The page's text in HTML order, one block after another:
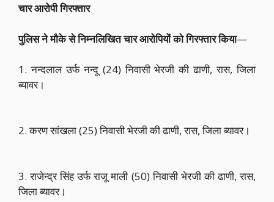
चार आरोपी गिरफ्तार
पुलिस ने मौके से निम्नलिखित चार आरोपियों को गिरफ्तार किया—
1. नन्दलाल उर्फ नन्दू (24) निवासी भेरजी की ढाणी, रास, जिला
ब्यावर।
2. करण सांखला (25) निवासी भेरजी की ढाणी, रास, जिला ब्यावर।
3. राजेन्द्र सिंह उर्फ राजू माली (50) निवासी भेरजी की ढाणी, रास,
जिला ब्यावर।